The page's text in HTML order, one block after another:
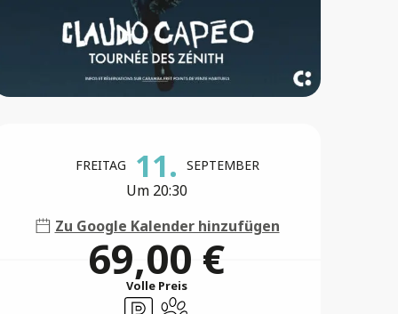
Öffnungszeiten &
FREITAG 11. SEPTEMBER
Um 20:30
Zu Google Kalender hinzufügen
69,00 €
Volle Preis
ParkplatzTiere erlaubt